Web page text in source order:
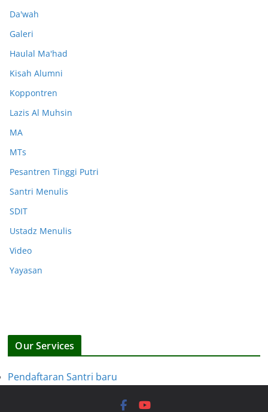
Da'wah
Galeri
Haulal Ma'had
Kisah Alumni
Koppontren
Lazis Al Muhsin
MA
MTs
Pesantren Tinggi Putri
Santri Menulis
SDIT
Ustadz Menulis
Video
Yayasan
Our Services
Pendaftaran Santri baru